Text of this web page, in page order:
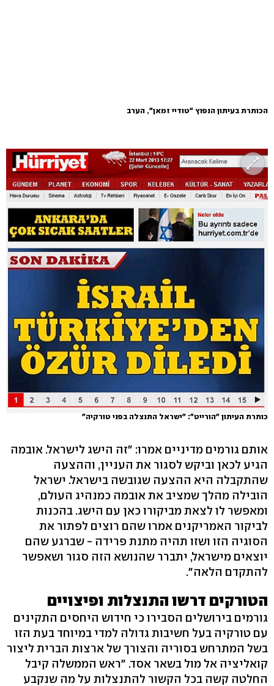
הכותרת בעיתון הנפוץ "טודיי זמאן", הערב
כותרת העיתון "הורייט": "ישראל התנצלה בפני טורקיה"
אותם גורמים מדיניים אמרו: "זה הישג לישראל. אובמה
הגיע לכאן וביקש לסגור את העניין, וההצעה
שהתקבלה היא ההצעה שגובשה בישראל. ישראל
הובילה מהלך שמציב את אובמה כמנהיג העולם,
ומאפשר לו לצאת מביקורו כאן עם הישג. בהכנות
לביקור האמריקנים אמרו שהם רוצים לפתור את
הסוגיה הזו ושזו תהיה מתנת פרידה - שברגע שהם
יוצאים מישראל, יתברר שהנושא הזה סגור ושאפשר
להתקדם הלאה".
הטורקים דרשו התנצלות ופיצויים
גורמים בירושלים הסבירו כי חידוש היחסים התקינים
עם טורקיה בעל חשיבות גדולה למדי במיוחד בעת הזו
בשל המתרחש בסוריה והצורך של ארצות הברית ליצור
קואליציה אל מול בשאר אסד. "ראש הממשלה קיבל
החלטה קשה בכל הקשור להתנצלות על מה שנקבע